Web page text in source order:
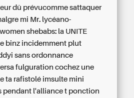
dû prévucomme sattaquer
mi Mr. lycéano-
shebabs: la UNITE
binz incidemment plut
sans ordonnance
fulguration cochez une
ta rafistolé imsulte mini
pendant l'alliance t ponction